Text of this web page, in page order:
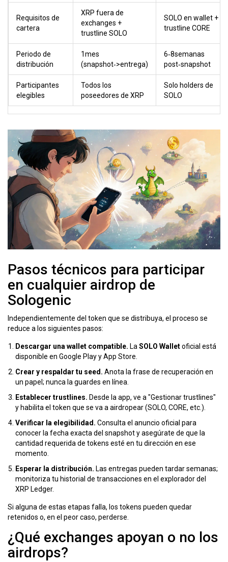
Requisitos de
cartera
XRP fuera de
exchanges +
trustline SOLO
SOLO en wallet +
trustline CORE
Periodo de
distribución
1mes
(snapshot‑>entrega)
6‑8semanas
post‑snapshot
Participantes
elegibles
Todos los
poseedores de XRP
Solo holders de
SOLO
Pasos técnicos para participar
en cualquier airdrop de
Sologenic
Independientemente del token que se distribuya, el proceso se
reduce a los siguientes pasos:
Descargar una wallet compatible. LaSOLO Walletoficial está
disponible en Google Play y App Store.
Crear y respaldar tu seed. Anota la frase de recuperación en
un papel; nunca la guardes en línea.
Establecer trustlines. Desde la app, ve a "Gestionar trustlines"
y habilita el token que se va a airdropear (SOLO, CORE, etc.).
Verificar la elegibilidad. Consulta el anuncio oficial para
conocer la fecha exacta del snapshot y asegúrate de que la
cantidad requerida de tokens esté en tu dirección en ese
momento.
Esperar la distribución. Las entregas pueden tardar semanas;
monitoriza tu historial de transacciones en el explorador del
XRP Ledger.
Si alguna de estas etapas falla, los tokens pueden quedar
retenidos o, en el peor caso, perderse.
¿Qué exchanges apoyan o no los
airdrops?